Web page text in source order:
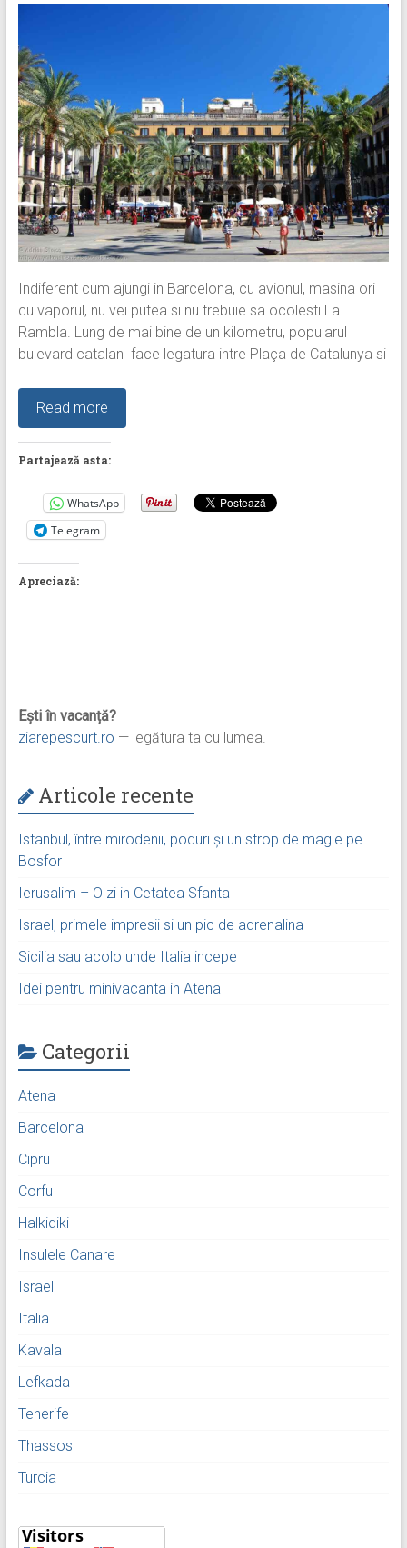
Indiferent cum ajungi in Barcelona, cu avionul, masina ori
cu vaporul, nu vei putea si nu trebuie sa ocolesti La
Rambla. Lung de mai bine de un kilometru, popularul
bulevard catalan face legatura intre Plaça de Catalunya si
Read more
Partajează asta:
WhatsApp
Telegram
Apreciază:
Ești în vacanță?
ziarepescurt.ro — legătura ta cu lumea.
Articole recente
Istanbul, între mirodenii, poduri și un strop de magie pe
Bosfor
Ierusalim – O zi in Cetatea Sfanta
Israel, primele impresii si un pic de adrenalina
Sicilia sau acolo unde Italia incepe
Idei pentru minivacanta in Atena
Categorii
Atena
Barcelona
Cipru
Corfu
Halkidiki
Insulele Canare
Israel
Italia
Kavala
Lefkada
Tenerife
Thassos
Turcia